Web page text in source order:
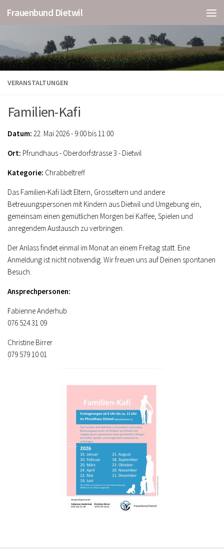
Frauenbund Dietwil
VERANSTALTUNGEN
Familien-Kafi
Datum: 22. Mai 2026 - 9:00 bis 11:00
Ort: Pfrundhaus - Oberdorfstrasse 3 - Dietwil
Kategorie: Chrabbeltreff
Das Familien-Kafi lädt Eltern, Grosseltern und andere
Betreuungspersonen mit Kindern aus Dietwil und Umgebung ein,
gemeinsam einen gemütlichen Morgen bei Kaffee, Spielen und
anregendem Austausch zu verbringen.
Der Anlass findet einmal im Monat an einem Freitag statt. Eine
Anmeldung ist nicht notwendig. Wir freuen uns auf Deinen spontanen
Besuch.
Ansprechpersonen:
Fabienne Anderhub
076 524 31 09
Christine Birrer
079 579 10 01